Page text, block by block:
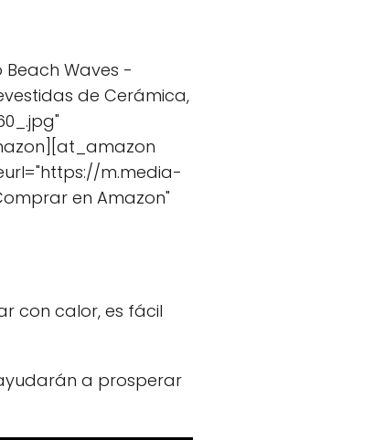
Beach Waves -
de Cerámica,
m.media-
en Amazon"
con calor, es fácil
a prosperar